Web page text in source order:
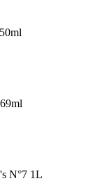
N°7 1L